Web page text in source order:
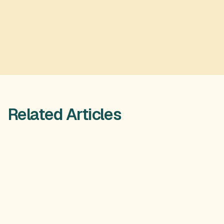
Related Articles